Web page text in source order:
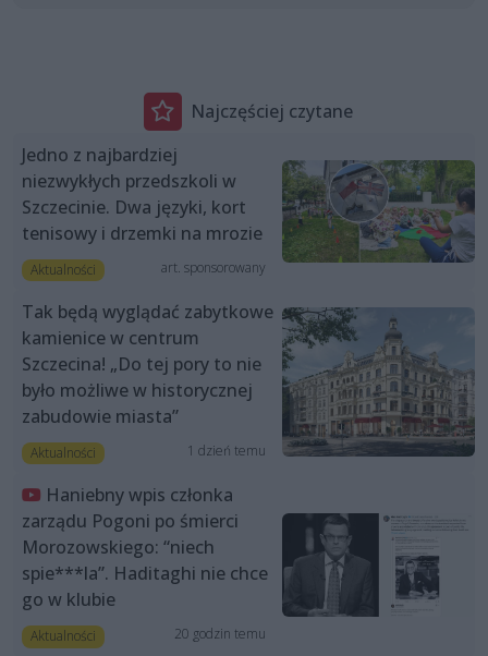
Najczęściej czytane
Jedno z najbardziej
niezwykłych przedszkoli w
Szczecinie. Dwa języki, kort
tenisowy i drzemki na mrozie
Aktualności art. sponsorowany
Tak będą wyglądać zabytkowe
kamienice w centrum
Szczecina! „Do tej pory to nie
było możliwe w historycznej
zabudowie miasta”
Aktualności 1 dzień temu
Haniebny wpis członka
zarządu Pogoni po śmierci
Morozowskiego: “niech
spie***la”. Haditaghi nie chce
go w klubie
Aktualności 20 godzin temu